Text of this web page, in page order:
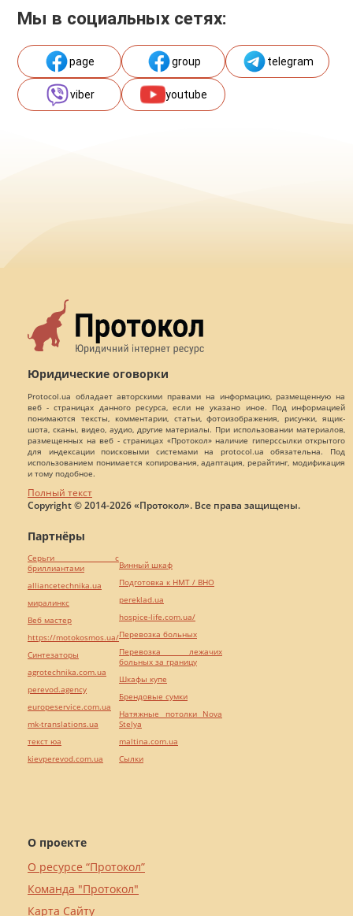
Мы в социальных сетях:
page group telegram
viber youtube
Юридические оговорки
Protocol.ua обладает авторскими правами на информацию, размещенную на
веб - страницах данного ресурса, если не указано иное. Под информацией
понимаются тексты, комментарии, статьи, фотоизображения, рисунки, ящик-
шота, сканы, видео, аудио, другие материалы. При использовании материалов,
размещенных на веб - страницах «Протокол» наличие гиперссылки открытого
для индексации поисковыми системами на protocol.ua обязательна. Под
использованием понимается копирования, адаптация, рерайтинг, модификация
и тому подобное.
Полный текст
Copyright © 2014-2026 «Протокол». Все права защищены.
О проекте
О ресурсе “Протокол”
Команда "Протокол"
Карта Сайту
Партнёры
Серьги с
бриллиантами
alliancetechnika.ua
миралинкс
Веб мастер
https://motokosmos.ua/
Синтезаторы
agrotechnika.com.ua
perevod.agency
europeservice.com.ua
mk-translations.ua
текст юа
kievperevod.com.ua
Винный шкаф
Подготовка к НМТ / ВНО
pereklad.ua
hospice-life.com.ua/
Перевозка больных
Перевозка лежачих
больных за границу
Шкафы купе
Брендовые сумки
Натяжные потолки Nova
Stelya
maltina.com.ua
Cылки